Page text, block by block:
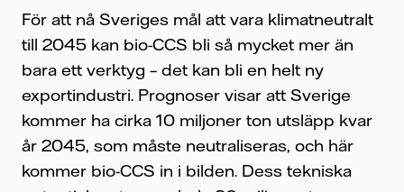
För att nå Sveriges mål att vara klimatneutralt
till 2045 kan bio-CCS bli så mycket mer än
bara ett verktyg – det kan bli en helt ny
exportindustri. Prognoser visar att Sverige
kommer ha cirka 10 miljoner ton utsläpp kvar
år 2045, som måste neutraliseras, och här
kommer bio-CCS in i bilden. Dess tekniska